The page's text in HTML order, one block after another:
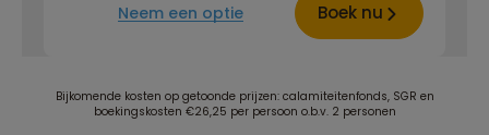
Neem een optie Boek nu
Bijkomende kosten op getoonde prijzen: calamiteitenfonds, SGR en
boekingskosten €26,25 per persoon o.b.v. 2 personen